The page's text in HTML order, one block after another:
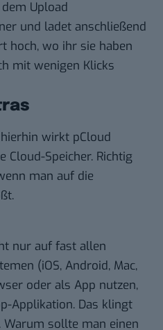
Upload
und ladet anschließend
hoch, wo ihr sie haben
mit wenigen Klicks
wirkt pCloud
Cloud-Speicher. Richtig
man auf die
nur auf fast allen
(iOS, Android, Mac,
oder als App nutzen,
Applikation. Das klingt
sollte man einen